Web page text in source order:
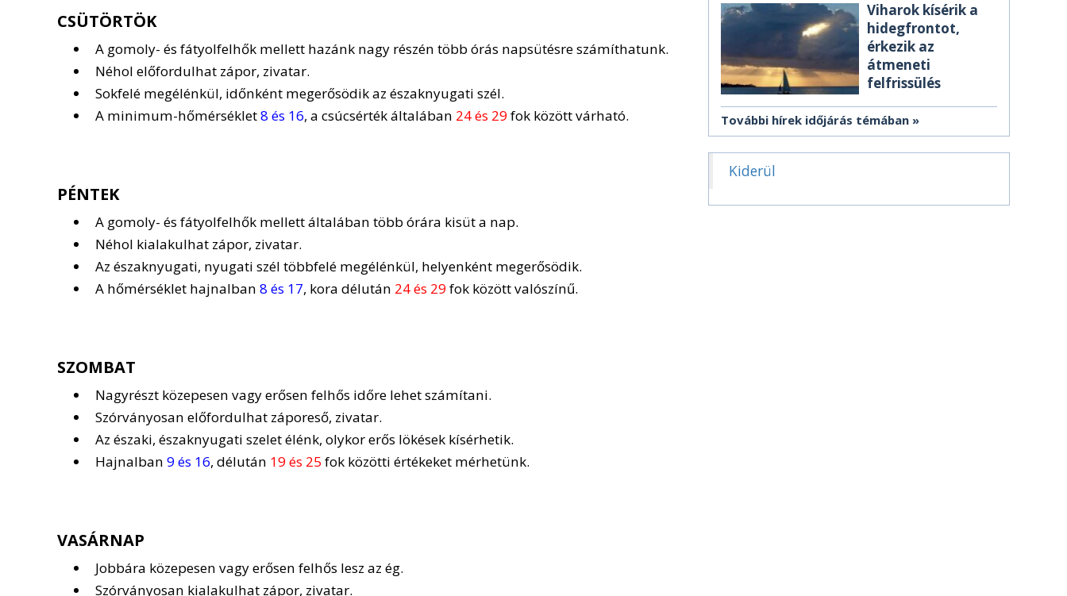
CSÜTÖRTÖK
A gomoly- és fátyolfelhők mellett hazánk nagy részén több órás napsütésre számíthatunk.
Néhol előfordulhat zápor, zivatar.
Sokfelé megélénkül, időnként megerősödik az északnyugati szél.
A minimum-hőmérséklet8 és 16, a csúcsérték általában 24 és 29fok között várható.
PÉNTEK
A gomoly- és fátyolfelhők mellett általában több órára kisüt a nap.
Néhol kialakulhat zápor, zivatar.
Az északnyugati, nyugati szél többfelé megélénkül, helyenként megerősödik.
A hőmérséklet hajnalban 8 és 17, kora délután 24 és 29fok között valószínű.
SZOMBAT
Nagyrészt közepesen vagy erősen felhős időre lehet számítani.
Szórványosan előfordulhat záporeső, zivatar.
Az északi, északnyugati szelet élénk, olykor erős lökések kísérhetik.
Hajnalban 9 és 16, délután 19 és 25 fok közötti értékeket mérhetünk.
VASÁRNAP
Jobbára közepesen vagy erősen felhős lesz az ég.
Szórványosan kialakulhat zápor, zivatar.
Viharok kísérik a
hidegfrontot,
érkezik az
átmeneti
felfrissülés
További hírek időjárás témában
Kiderül